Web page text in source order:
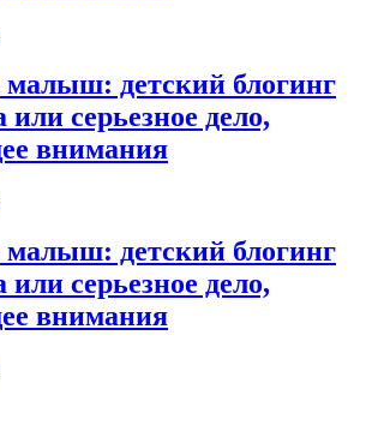
малыш: детский блогинг
серьезное дело,
внимания
малыш: детский блогинг
серьезное дело,
внимания